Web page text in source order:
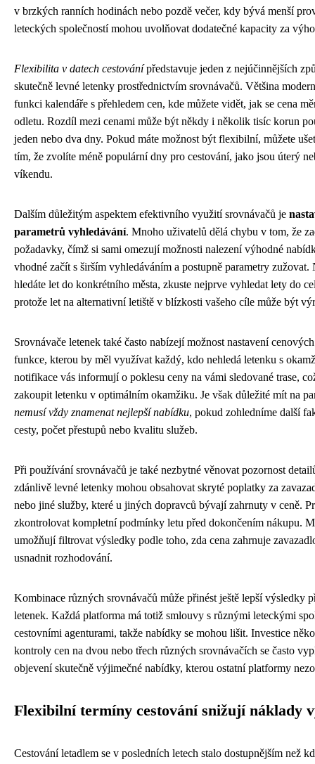
v brzkých ranních hodinách nebo pozdě večer, kdy bývá menší
leteckých společností mohou uvolňovat dodatečné kapacity za
Flexibilita v datech cestovánípředstavuje jeden z nejúčinnějších
skutečně levné letenky prostřednictvím srovnávačů. Většina
funkci kalendáře s přehledem cen, kde můžete vidět, jak se cena
odletu. Rozdíl mezi cenami může být někdy i několik tisíc korun
jeden nebo dva dny. Pokud máte možnost být flexibilní, můžete
tím, že zvolíte méně populární dny pro cestování, jako jsou úterý
víkendu.
Dalším důležitým aspektem efektivního využití srovnávačů je
parametrů vyhledávání. Mnoho uživatelů dělá chybu v tom, že
požadavky, čímž si sami omezují možnosti nalezení výhodné
vhodné začít s širším vyhledáváním a postupně parametry
hledáte let do konkrétního města, zkuste nejprve vyhledat lety do
protože let na alternativní letiště v blízkosti vašeho cíle může být
Srovnávače letenek také často nabízejí možnost nastavení
funkce, kterou by měl využívat každý, kdo nehledá letenku s
notifikace vás informují o poklesu ceny na vámi sledované trase,
zakoupit letenku v optimálním okamžiku. Je však důležité mít na
nemusí vždy znamenat nejlepší nabídku, pokud zohledníme další
cesty, počet přestupů nebo kvalitu služeb.
Při používání srovnávačů je také nezbytné věnovat pozornost
zdánlivě levné letenky mohou obsahovat skryté poplatky za
nebo jiné služby, které u jiných dopravců bývají zahrnuty v ceně.
zkontrolovat kompletní podmínky letu před dokončením nákupu.
umožňují filtrovat výsledky podle toho, zda cena zahrnuje
usnadnit rozhodování.
Kombinace různých srovnávačů může přinést ještě lepší výsledky
letenek. Každá platforma má totiž smlouvy s různými leteckými
cestovními agenturami, takže nabídky se mohou lišit. Investice
kontroly cen na dvou nebo třech různých srovnávačích se často
objevení skutečně výjimečné nabídky, kterou ostatní platformy
Flexibilní termíny cestování snižují náklady
Cestování letadlem se v posledních letech stalo dostupnějším než